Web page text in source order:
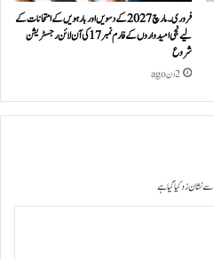
فروری۔مارچ 2027 کے دسویں اور بارہویں کے امتحانات کے
لیے نجی امیدواروں کے فارم نمبر 17 کی آن لائن رجسٹریشن
شروع
2 دن ago
سے نشان زد کیا گیا ہے